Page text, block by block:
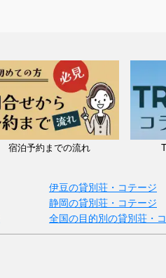
宿泊予約までの流れ
伊豆の貸別荘・コテージ
静岡の貸別荘・コテージ
全国の目的別の貸別荘・